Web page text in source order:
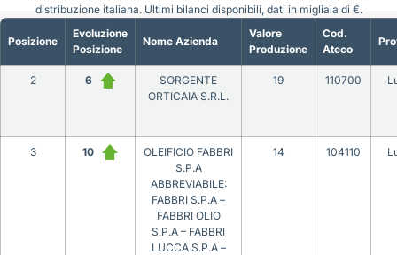
Posizione
Evoluzione
Posizione
Nome Azienda
Valore
Produzione
Cod.
Ateco
2 6
SORGENTE
ORTICAIA S.R.L.
19 110700
3 10
OLEIFICIO FABBRI
S.P.A
ABBREVIABILE:
FABBRI S.P.A –
FABBRI OLIO
S.P.A – FABBRI
LUCCA S.P.A –
14 104110
distribuzione italiana. Ultimi bilanci disponibili, dati in migliaia di €.